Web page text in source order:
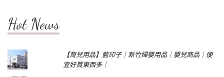
Hot News
【育兒用品】藍印子｜新竹婦嬰用品｜嬰兒商品｜便
宜好買東西多｜